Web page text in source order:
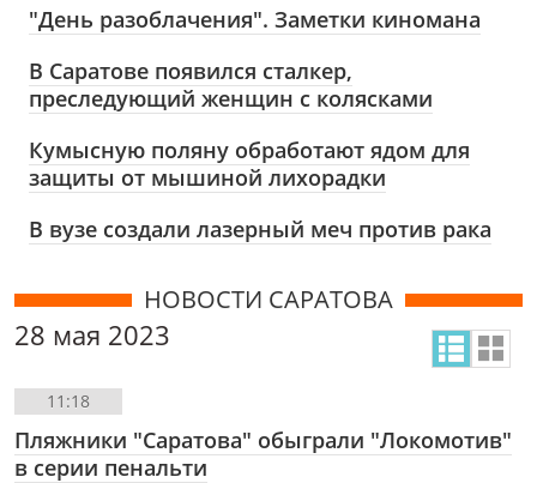
"День разоблачения". Заметки киномана
В Саратове появился сталкер,
преследующий женщин с колясками
Кумысную поляну обработают ядом для
защиты от мышиной лихорадки
В вузе создали лазерный меч против рака
НОВОСТИ САРАТОВА
28 мая 2023
11:18
Пляжники "Саратова" обыграли "Локомотив"
в серии пенальти